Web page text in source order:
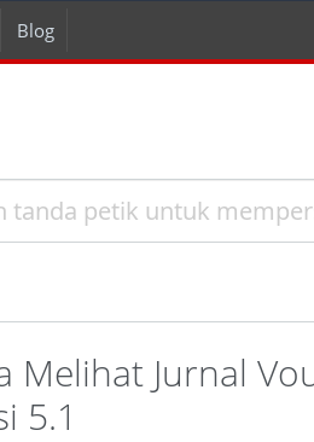
Blog
Melihat Jurnal
5.1